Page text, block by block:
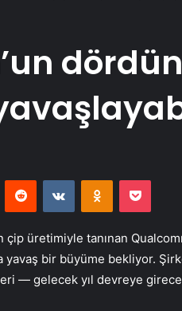
Reddit VKontakteOdnoklassniki
Pocket
üretimiyle tanınan
yavaş bir büyüme bekliyor.
— gelecek yıl devreye